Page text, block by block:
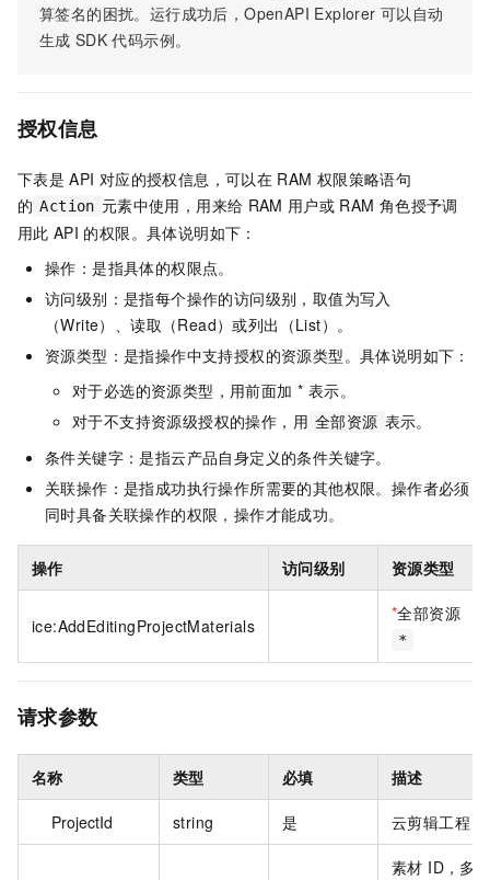
算签名的困扰。运行成功后，OpenAPI Explorer 可以自动
生成 SDK 代码示例。
授权信息
下表是 API 对应的授权信息，可以在 RAM 权限策略语句
的 Action 元素中使用，用来给 RAM 用户或 RAM 角色授予调
用此 API 的权限。具体说明如下：
操作：是指具体的权限点。
访问级别：是指每个操作的访问级别，取值为写入
（Write）、读取（Read）或列出（List）。
资源类型：是指操作中支持授权的资源类型。具体说明如下：
对于必选的资源类型，用前面加 * 表示。
对于不支持资源级授权的操作，用 全部资源 表示。
条件关键字：是指云产品自身定义的条件关键字。
关联操作：是指成功执行操作所需要的其他权限。操作者必须
同时具备关联操作的权限，操作才能成功。
操作 访问级别 资源类型
ice:AddEditingProjectMaterials
*全部资源
*
请求参数
名称 类型 必填 描述
ProjectId string 是 云剪辑工程
素材 ID，多